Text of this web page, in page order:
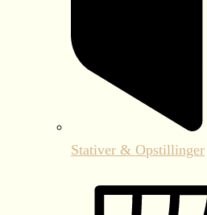
Stativer & Opstillinger